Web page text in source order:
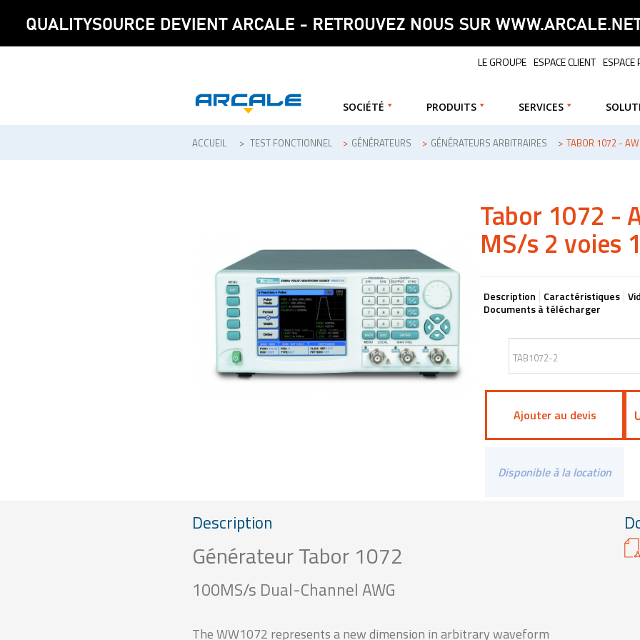
LE GROUPE ESPACE CLIENT ESPACE
SOCIÉTÉ PRODUITS SERVICES
ACCUEIL > TEST FONCTIONNEL > GÉNÉRATEURS > GÉNÉRATEURS ARBITRAIRES > TABOR 1072 -
Tabor 1072 -
MS/s 2 voies
Description Caractéristiques
Documents à télécharger
Ajouter au devis
Disponible à la location
Description
Générateur Tabor 1072
100MS/s Dual-Channel AWG
The WW1072 represents a new dimension in arbitrary waveform